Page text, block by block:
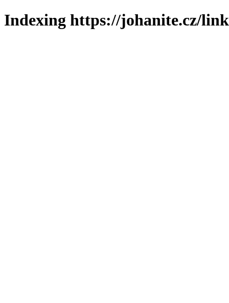
Indexing https://johanite.cz/